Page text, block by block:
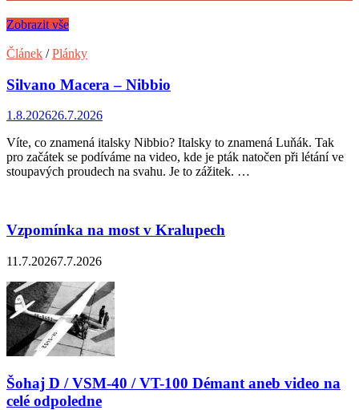
Zobrazit vše
Článek /Plánky
Silvano Macera – Nibbio
1.8.202626.7.2026
Víte, co znamená italsky Nibbio? Italsky to znamená Luňák. Tak
pro začátek se podíváme na video, kde je pták natočen při létání ve
stoupavých proudech na svahu. Je to zážitek. …
Vzpomínka na most v Kralupech
11.7.20267.7.2026
Šohaj D / VSM-40 / VT-100 Démant aneb video na
celé odpoledne